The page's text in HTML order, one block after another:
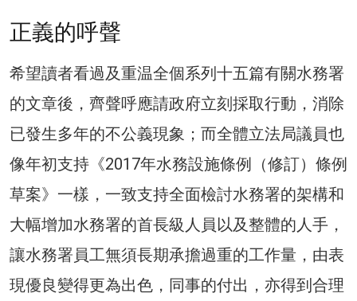
正義的呼聲
希望讀者看過及重温全個系列十五篇有關水務署
的文章後，齊聲呼應請政府立刻採取行動，消除
已發生多年的不公義現象；而全體立法局議員也
像年初支持《2017年水務設施條例（修訂）條例
草案》一樣，一致支持全面檢討水務署的架構和
大幅增加水務署的首長級人員以及整體的人手，
讓水務署員工無須長期承擔過重的工作量，由表
現優良變得更為出色，同事的付出，亦得到合理